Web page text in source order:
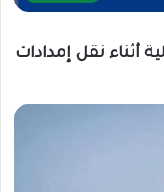
أثناء نقل إمدادات